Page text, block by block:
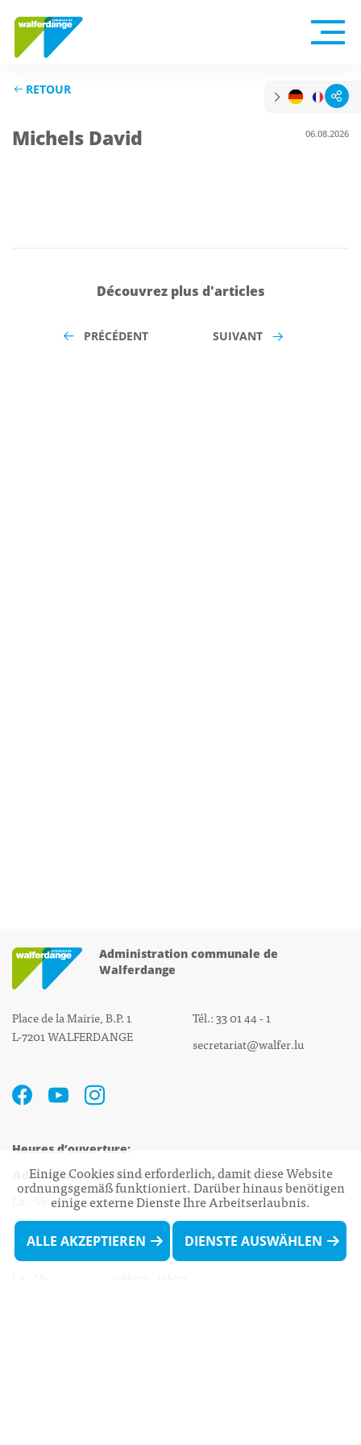
RETOUR
Michels David 06.08.2026
Découvrez plus d'articles
PRÉCÉDENT SUIVANT
Administration communale de
Walferdange
Place de la Mairie, B.P. 1
L-7201 WALFERDANGE
Tél.: 33 01 44 - 1
secretariat@walfer.lu
Heures d’ouverture:
Administration communale de Walferdange
Lu - Ve 08h00 - 11h30
13h30 - 16h00
Biergercenter
Einige Cookies sind erforderlich, damit diese Website
ordnungsgemäß funktioniert. Darüber hinaus benötigen
einige externe Dienste Ihre Arbeitserlaubnis.
ALLE AKZEPTIEREN DIENSTE AUSWÄHLEN